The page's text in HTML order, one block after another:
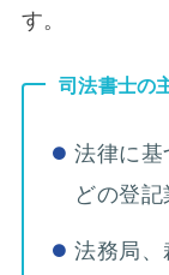
す。
司法書士の
法律に基
どの登
法務局、